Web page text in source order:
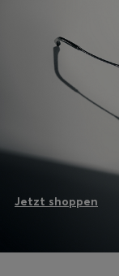
Jetzt shoppen